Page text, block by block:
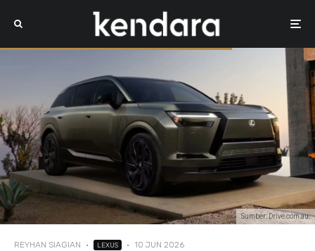
Sumber: Drive.com.au.
REYHAN SIAGIAN · LEXUS · 10 JUN 2026